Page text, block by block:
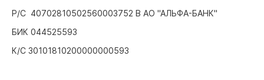
Р/С 40702810502560003752 В АО "АЛЬФА-БАНК"
БИК 044525593
К/С 30101810200000000593